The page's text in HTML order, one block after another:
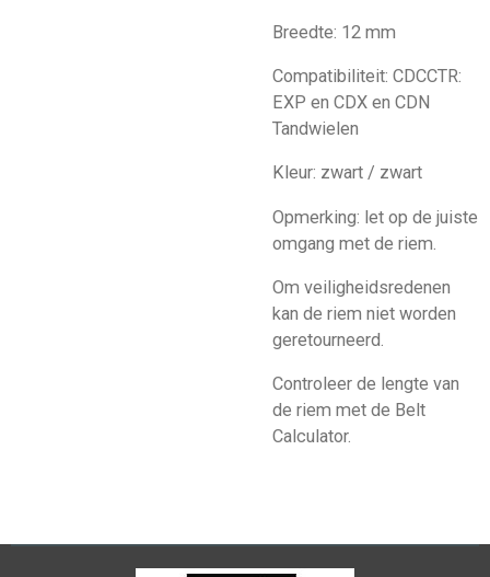
Breedte: 12 mm
Compatibiliteit: CDCCTR:
EXP en CDX en CDN
Tandwielen
Kleur: zwart / zwart
Opmerking: let op de juiste
omgang met de riem.
Om veiligheidsredenen
kan de riem niet worden
geretourneerd.
Controleer de lengte van
de riem met de Belt
Calculator.